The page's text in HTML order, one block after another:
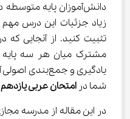
دانش‌آموزان پایه
زیاد جزئیات این درس
تثبیت کنید. از آنجایی
مشترک میان هر سه
یادگیری و
شما در امتحان عربی
در این مقاله از مدرسه